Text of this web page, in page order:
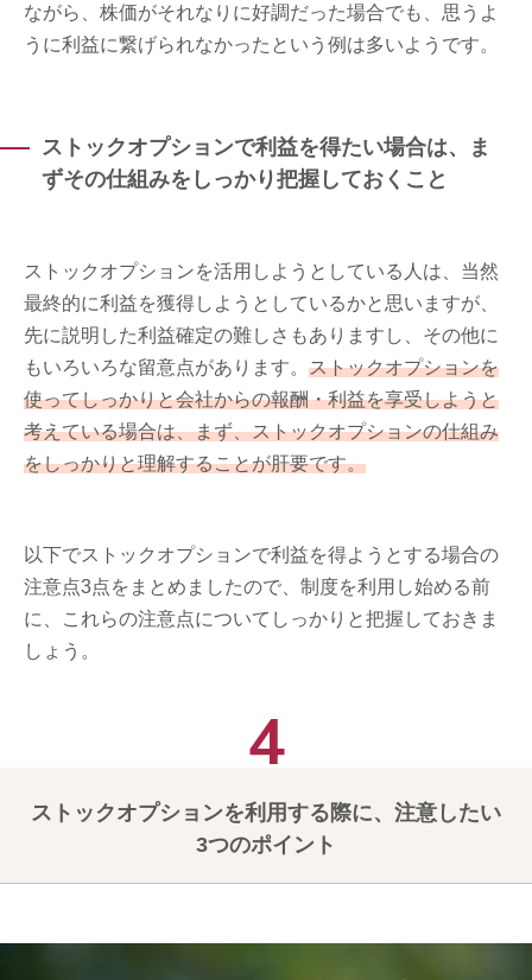
ながら、株価がそれなりに好調だった場合でも、思うよ
うに利益に繋げられなかったという例は多いようです。
ストックオプションで利益を得たい場合は、ま
ずその仕組みをしっかり把握しておくこと
ストックオプションを活用しようとしている人は、当然
最終的に利益を獲得しようとしているかと思いますが、
先に説明した利益確定の難しさもありますし、その他に
もいろいろな留意点があります。 ストックオプションを
使ってしっかりと会社からの報酬・利益を享受しようと
考えている場合は、まず、ストックオプションの仕組み
をしっかりと理解することが肝要です。
以下でストックオプションで利益を得ようとする場合の
注意点3点をまとめましたので、制度を利用し始める前
に、これらの注意点についてしっかりと把握しておきま
しょう。
ストックオプションを利用する際に、注意したい
3つのポイント